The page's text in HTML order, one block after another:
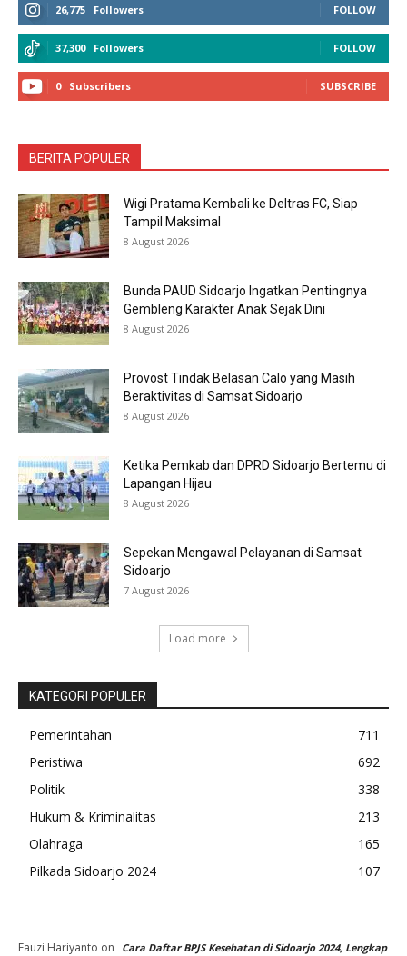
26,775 Followers FOLLOW
37,300 Followers FOLLOW
0 Subscribers SUBSCRIBE
BERITA POPULER
Wigi Pratama Kembali ke Deltras FC, Siap
Tampil Maksimal
8 August 2026
Bunda PAUD Sidoarjo Ingatkan Pentingnya
Gembleng Karakter Anak Sejak Dini
8 August 2026
Provost Tindak Belasan Calo yang Masih
Beraktivitas di Samsat Sidoarjo
8 August 2026
Ketika Pemkab dan DPRD Sidoarjo Bertemu di
Lapangan Hijau
8 August 2026
Sepekan Mengawal Pelayanan di Samsat
Sidoarjo
7 August 2026
Load more
KATEGORI POPULER
Pemerintahan
711
Peristiwa
692
Politik
338
Hukum & Kriminalitas
213
Olahraga
165
Pilkada Sidoarjo 2024
107
Fauzi Hariyanto on
Cara Daftar BPJS Kesehatan di Sidoarjo 2024, Lengkap